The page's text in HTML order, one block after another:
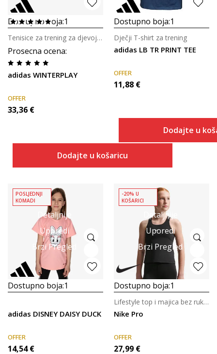
Dostupno boja:1
Prosecna ocena:
adidas WINTERPLAY
Tenisice za trening za djevojčice
OFFER
33,36 €
Dodajte u košaricu
Dostupno boja:1
adidas LB TR PRINT TEE
Dječji T-shirt za trening
OFFER
11,88 €
Dodajte u
Detaljnije
Uporedi
Brzi Pregled
POSLJEDNJI
KOMADI
Dostupno boja:1
adidas DISNEY DAISY DUCK
OFFER
14,54 €
Detaljnije
Uporedi
Brzi Pregled
-20% U
KOŠARICI
Dostupno boja:1
Nike Pro
Lifestyle top i majica bez rukava za djevojčice
OFFER
27,99 €